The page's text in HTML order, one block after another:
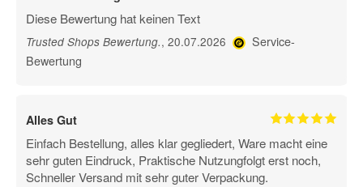
Diese Bewertung hat keinen Text
Trusted Shops Bewertung., 20.07.2026
Service-
Bewertung
Alles Gut
Einfach Bestellung, alles klar gegliedert, Ware macht eine
sehr guten Eindruck, Praktische Nutzungfolgt erst noch,
Schneller Versand mit sehr guter Verpackung.